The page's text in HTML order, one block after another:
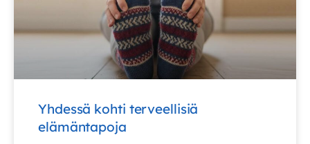
Yhdessä kohti terveellisiä
elämäntapoja